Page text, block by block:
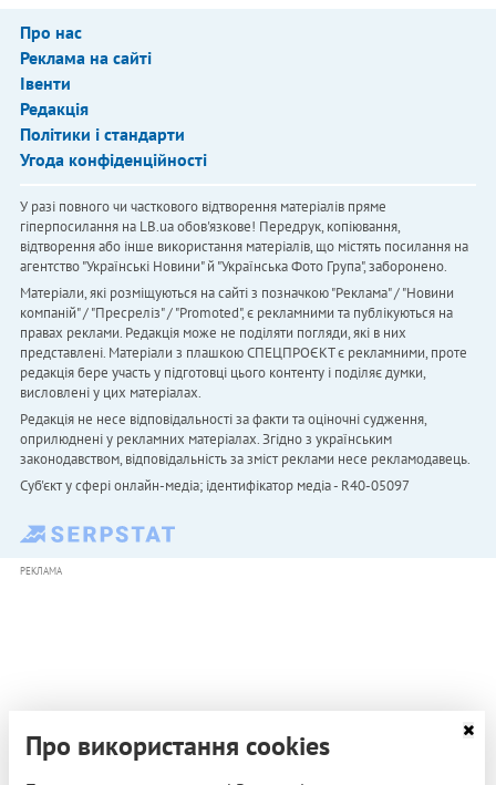
Про нас
Реклама на сайті
Івенти
Редакція
Політики і стандарти
Угода конфіденційності
У разі повного чи часткового відтворення матеріалів пряме
гіперпосилання на LB.ua обов'язкове! Передрук, копіювання,
відтворення або інше використання матеріалів, що містять посилання на
агентство "Українськi Новини" й "Українська Фото Група", заборонено.
Матеріали, які розміщуються на сайті з позначкою "Реклама" / "Новини
компаній" / "Пресреліз" / "Promoted", є рекламними та публікуються на
правах реклами. Редакція може не поділяти погляди, які в них
представлені. Матеріали з плашкою СПЕЦПРОЄКТ є рекламними, проте
редакція бере участь у підготовці цього контенту і поділяє думки,
висловлені у цих матеріалах.
Редакція не несе відповідальності за факти та оціночні судження,
оприлюднені у рекламних матеріалах. Згідно з українським
законодавством, відповідальність за зміст реклами несе рекламодавець.
Cуб'єкт у сфері онлайн-медіа; ідентифікатор медіа - R40-05097
РЕКЛАМА
Про використання cookies